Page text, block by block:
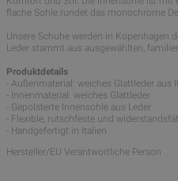
flache Sohle rundet das monochrome
Unsere Schuhe werden in Kopenhagen
Leder stammt aus ausgewählten,
Produktdetails
- Außenmaterial: weiches Glattleder aus
- Innenmaterial: weiches Glattleder
- Gepolsterte Innensohle aus Leder
- Flexible, rutschfeste und
- Handgefertigt in Italien
Hersteller/EU Verantwortliche Person